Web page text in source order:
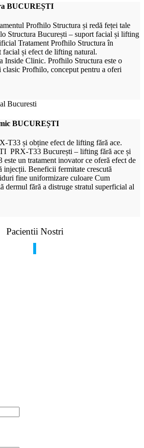
BUCUREȘTI
Profhilo Structura și redă feței tale
Structura București – suport facial și lifting
Tratament Profhilo Structura în
facial și efect de lifting natural.
Inside Clinic. Profhilo Structura este o
clasic Profhilo, conceput pentru a oferi
BUCUREȘTI
T33 și obține efect de lifting fără ace.
PRX-T33 București – lifting fără ace și
un tratament inovator ce oferă efect de
injecții. Beneficii fermitate crescută
fine uniformizare culoare Cum
dermul fără a distruge stratul superficial al
Pacientii Nostri